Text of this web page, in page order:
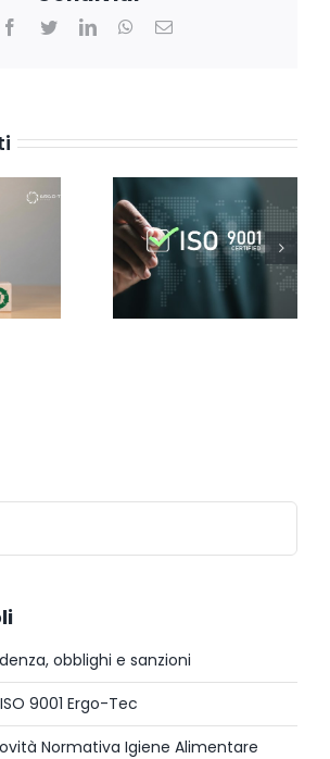
Facebook
TwitterLinkedInWhatsApp
Email
obblighi e sanzioni
9001 Ergo-Tec
Normativa Igiene Alimentare